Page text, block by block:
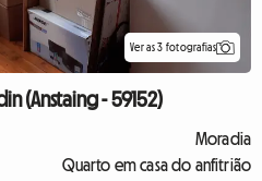
Ver as 3 fotografias
(Anstaing - 59152)
Moradia
Quarto em casa do anfitrião